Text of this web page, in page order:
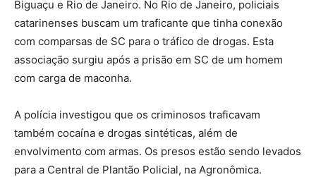
Biguaçu e Rio de Janeiro. No Rio de Janeiro, policiais
catarinenses buscam um traficante que tinha conexão
com comparsas de SC para o tráfico de drogas. Esta
associação surgiu após a prisão em SC de um homem
com carga de maconha.
A polícia investigou que os criminosos traficavam
também cocaína e drogas sintéticas, além de
envolvimento com armas. Os presos estão sendo levados
para a Central de Plantão Policial, na Agronômica.